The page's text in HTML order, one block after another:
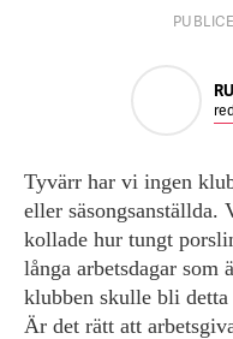
Tyvärr har vi ingen
eller säsongsanställda.
kollade hur tungt
långa arbetsdagar
klubben skulle bli
Är det rätt att